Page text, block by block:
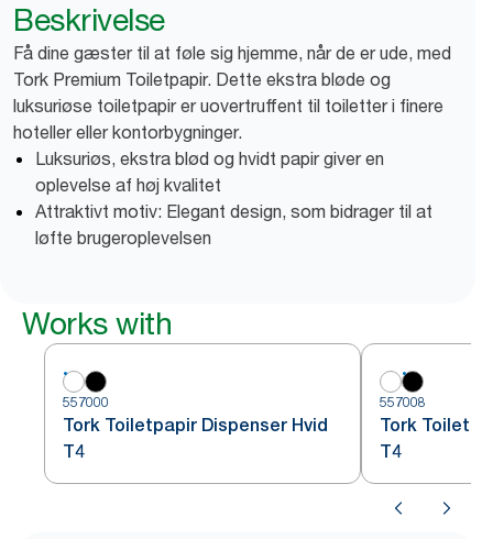
Beskrivelse
Få dine gæster til at føle sig hjemme, når de er ude, med
Tork Premium Toiletpapir. Dette ekstra bløde og
luksuriøse toiletpapir er uovertruffent til toiletter i finere
hoteller eller kontorbygninger.
Luksuriøs, ekstra blød og hvidt papir giver en
oplevelse af høj kvalitet
Attraktivt motiv: Elegant design, som bidrager til at
løfte brugeroplevelsen
Works with
557000
Tork Toiletpapir Dispenser Hvid
T4
557008
Tork
T4